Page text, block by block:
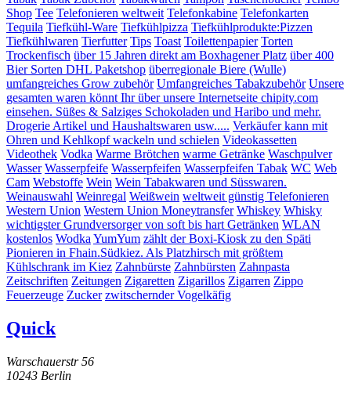
Shop Tee Telefonieren weltweit Telefonkabine Telefonkarten
Tequila Tiefkühl-Ware Tiefkühlpizza Tiefkühlprodukte:Pizzen
Tiefkühlwaren Tierfutter Tips Toast Toilettenpapier Torten
Trockenfisch über 15 Jahren direkt am Boxhagener Platz über 400
Bier Sorten DHL Paketshop überregionale Biere (Wulle)
umfangreiches Grow zubehör Umfangreiches Tabakzubehör Unsere
gesamten waren könnt Ihr über unsere Internetseite chipity.com
einsehen. Süßes & Salziges Schokoladen und Haribo und mehr.
Drogerie Artikel und Haushaltswaren usw..... Verkäufer kann mit
Ohren und Kehlkopf wackeln und schielen Videokassetten
Videothek Vodka Warme Brötchen warme Getränke Waschpulver
Wasser Wasserpfeife Wasserpfeifen Wasserpfeifen Tabak WC Web
Cam Webstoffe Wein Wein Tabakwaren und Süsswaren.
Weinauswahl Weinregal Weißwein weltweit günstig Telefonieren
Western Union Western Union Moneytransfer Whiskey Whisky
wichtigster Grundversorger von soft bis hart Getränken WLAN
kostenlos Wodka YumYum zählt der Boxi-Kiosk zu den Späti
Pionieren in Fhain.Südkiez. Als Platzhirsch mit größtem
Kühlschrank im Kiez Zahnbürste Zahnbürsten Zahnpasta
Zeitschriften Zeitungen Zigaretten Zigarillos Zigarren Zippo
Feuerzeuge Zucker zwitschernder Vogelkäfig
Quick
Warschauerstr 56
10243 Berlin